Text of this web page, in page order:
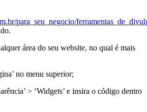
para_seu_negocio/
área do seu website, no qual é mais
no menu superior;
> ‘Widgets’ e insira o código dentro